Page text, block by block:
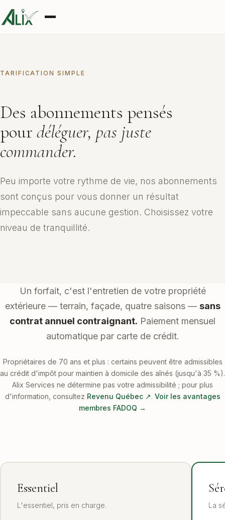
TARIFICATION SIMPLE
Des abonnements pensés
pour déléguer, pas juste
commander.
Peu importe votre rythme de vie, nos abonnements
sont conçus pour vous donner un résultat
impeccable sans aucune gestion. Choisissez votre
niveau de tranquillité.
Un forfait, c'est l'entretien de votre propriété
extérieure — terrain, façade, quatre saisons — sans
contrat annuel contraignant. Paiement mensuel
automatique par carte de crédit.
Propriétaires de 70 ans et plus : certains peuvent être admissibles
au crédit d'impôt pour maintien à domicile des aînés (jusqu'à 35 %).
Alix Services ne détermine pas votre admissibilité ; pour plus
d'information, consultez Revenu Québec ↗. Voir les avantages
membres FADOQ →
Essentiel
L'essentiel, pris en charge. La